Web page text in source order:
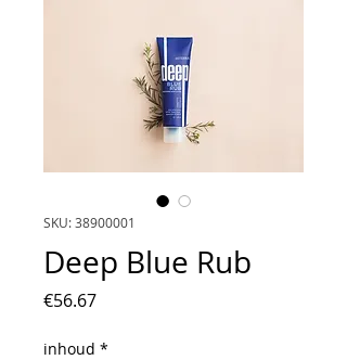
SKU: 38900001
Deep Blue Rub
€56.67Price
inhoud *